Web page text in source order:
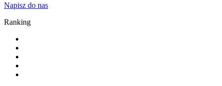
Napisz do nas
Ranking